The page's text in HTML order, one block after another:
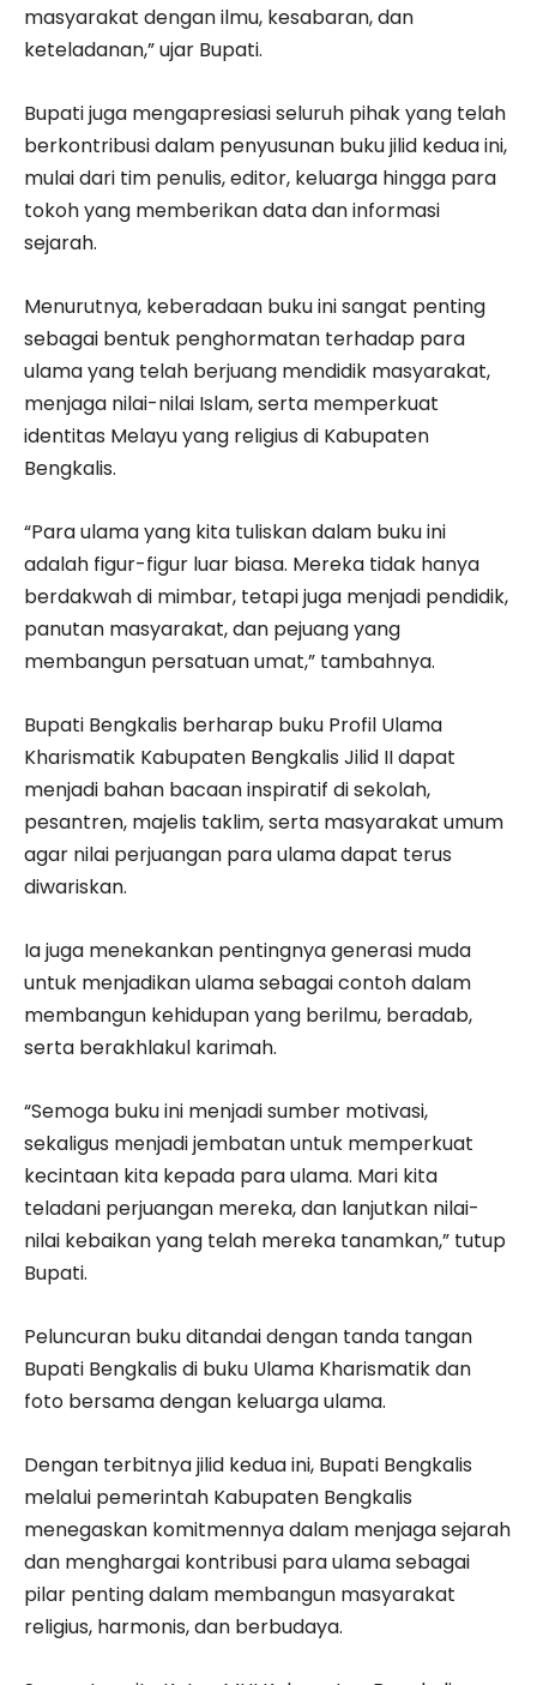
masyarakat dengan ilmu, kesabaran, dan
keteladanan,” ujar Bupati.
Bupati juga mengapresiasi seluruh pihak yang telah
berkontribusi dalam penyusunan buku jilid kedua ini,
mulai dari tim penulis, editor, keluarga hingga para
tokoh yang memberikan data dan informasi
sejarah.
Menurutnya, keberadaan buku ini sangat penting
sebagai bentuk penghormatan terhadap para
ulama yang telah berjuang mendidik masyarakat,
menjaga nilai-nilai Islam, serta memperkuat
identitas Melayu yang religius di Kabupaten
Bengkalis.
“Para ulama yang kita tuliskan dalam buku ini
adalah figur-figur luar biasa. Mereka tidak hanya
berdakwah di mimbar, tetapi juga menjadi pendidik,
panutan masyarakat, dan pejuang yang
membangun persatuan umat,” tambahnya.
Bupati Bengkalis berharap buku Profil Ulama
Kharismatik Kabupaten Bengkalis Jilid II dapat
menjadi bahan bacaan inspiratif di sekolah,
pesantren, majelis taklim, serta masyarakat umum
agar nilai perjuangan para ulama dapat terus
diwariskan.
Ia juga menekankan pentingnya generasi muda
untuk menjadikan ulama sebagai contoh dalam
membangun kehidupan yang berilmu, beradab,
serta berakhlakul karimah.
“Semoga buku ini menjadi sumber motivasi,
sekaligus menjadi jembatan untuk memperkuat
kecintaan kita kepada para ulama. Mari kita
teladani perjuangan mereka, dan lanjutkan nilai-
nilai kebaikan yang telah mereka tanamkan,” tutup
Bupati.
Peluncuran buku ditandai dengan tanda tangan
Bupati Bengkalis di buku Ulama Kharismatik dan
foto bersama dengan keluarga ulama.
Dengan terbitnya jilid kedua ini, Bupati Bengkalis
melalui pemerintah Kabupaten Bengkalis
menegaskan komitmennya dalam menjaga sejarah
dan menghargai kontribusi para ulama sebagai
pilar penting dalam membangun masyarakat
religius, harmonis, dan berbudaya.